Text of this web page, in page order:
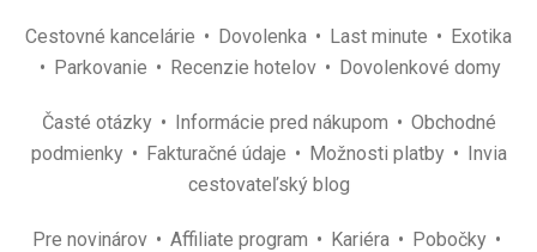
Cestovné kancelárie Dovolenka Last minute
Exotika
Parkovanie
Recenzie hotelov Dovolenkové domy
Časté otázky Informácie pred nákupom
Obchodné
podmienky
Fakturačné údaje Možnosti platby
Invia
cestovateľský blog
Pre novinárov Affiliate program Kariéra
Pobočky